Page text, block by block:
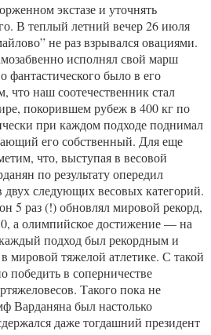
экстазе и уточнять
В теплый летний вечер 26 июля
не раз взрывался овациями.
исполнял свой марш
фантастического было в его
что наш соотечественник стал
покорившем рубеж в 400 кг по
при каждом подходе поднимал
его собственный. Для еще
что, выступая в весовой
по результату опередил
следующих весовых категорий.
5 раз (!) обновлял мировой рекорд,
а олимпийское достижение — на
подход был рекордным и
мировой тяжелой атлетике. С такой
победить в соперничестве
Такого пока не
Варданяна был настолько
даже тогдашний президент